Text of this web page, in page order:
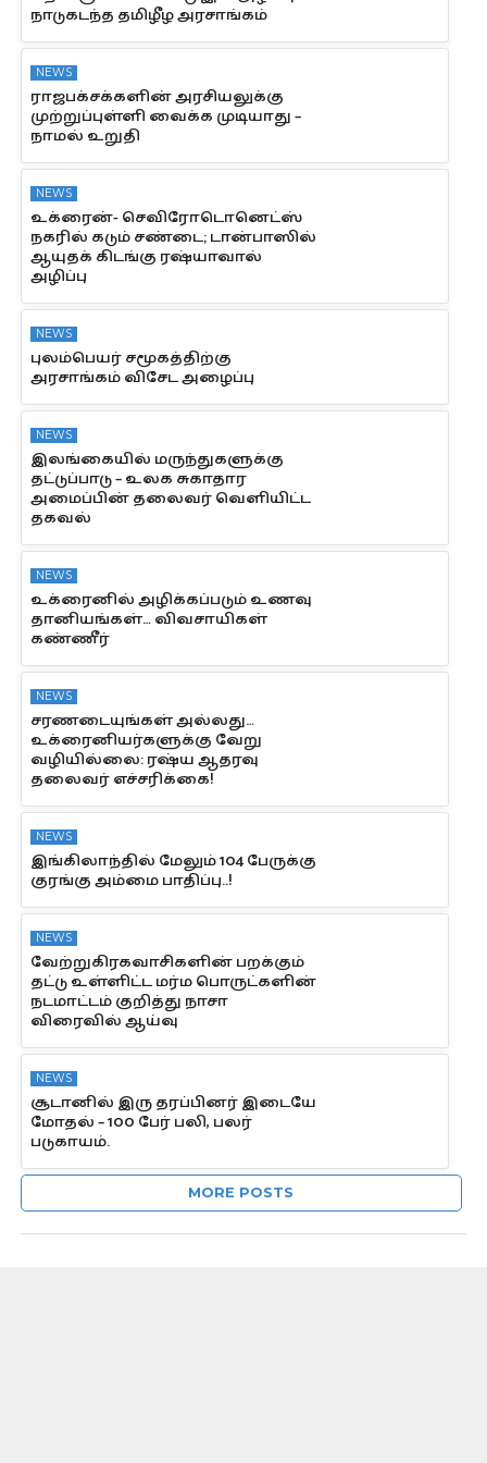
நாடுகடந்த தமிழீழ அரசாங்கம்
NEWS
ராஜபக்சக்களின் அரசியலுக்கு
முற்றுப்புள்ளி வைக்க முடியாது –
நாமல் உறுதி
NEWS
உக்ரைன்- செவிரோடொனெட்ஸ்
நகரில் கடும் சண்டை; டான்பாஸில்
ஆயுதக் கிடங்கு ரஷ்யாவால்
அழிப்பு
NEWS
புலம்பெயர் சமூகத்திற்கு
அரசாங்கம் விசேட அழைப்பு
NEWS
இலங்கையில் மருந்துகளுக்கு
தட்டுப்பாடு – உலக சுகாதார
அமைப்பின் தலைவர் வெளியிட்ட
தகவல்
NEWS
உக்ரைனில் அழிக்கப்படும் உணவு
தானியங்கள்… விவசாயிகள்
கண்ணீர்
NEWS
சரணடையுங்கள் அல்லது…
உக்ரைனியர்களுக்கு வேறு
வழியில்லை: ரஷ்ய ஆதரவு
தலைவர் எச்சரிக்கை!
NEWS
இங்கிலாந்தில் மேலும் 104 பேருக்கு
குரங்கு அம்மை பாதிப்பு..!
NEWS
வேற்றுகிரகவாசிகளின் பறக்கும்
தட்டு உள்ளிட்ட மர்ம பொருட்களின்
நடமாட்டம் குறித்து நாசா
விரைவில் ஆய்வு
NEWS
சூடானில் இரு தரப்பினர் இடையே
மோதல் – 100 பேர் பலி, பலர்
படுகாயம்.
MORE POSTS